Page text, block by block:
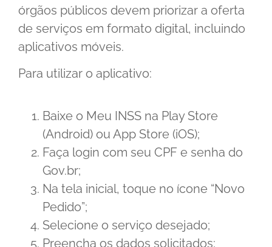
órgãos públicos devem priorizar a oferta
de serviços em formato digital, incluindo
aplicativos móveis.
Para utilizar o aplicativo:
Baixe o Meu INSS na Play Store
(Android) ou App Store (iOS);
Faça login com seu CPF e senha do
Gov.br;
Na tela inicial, toque no ícone “Novo
Pedido”;
Selecione o serviço desejado;
Preencha os dados solicitados;